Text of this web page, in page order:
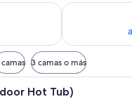
esta noche, ago 8 -
Consulta la
3 camas o más
Una sala de estar moderna
Hot Tub)